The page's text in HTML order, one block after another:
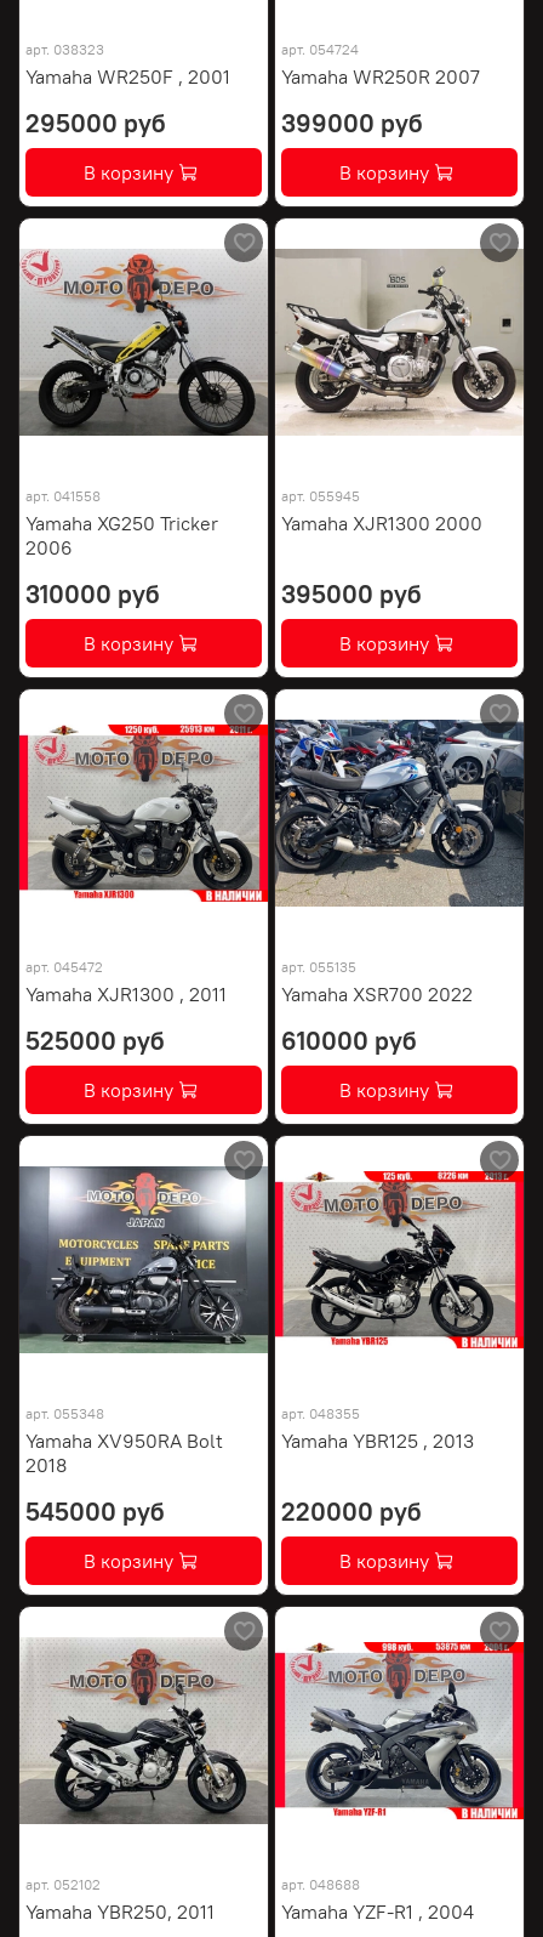
арт. 038323
Yamaha WR250F , 2001
295000 руб
В корзину
арт. 054724
Yamaha WR250R 2007
399000 руб
В корзину
арт. 041558
Yamaha XG250 Tricker
2006
310000 руб
В корзину
арт. 055945
Yamaha XJR1300 2000
395000 руб
В корзину
арт. 045472
Yamaha XJR1300 , 2011
525000 руб
В корзину
арт. 055135
Yamaha XSR700 2022
610000 руб
В корзину
арт. 055348
Yamaha XV950RA Bolt
2018
545000 руб
В корзину
арт. 048355
Yamaha YBR125 , 2013
220000 руб
В корзину
арт. 052102
Yamaha YBR250, 2011
арт. 048688
Yamaha YZF-R1 , 2004